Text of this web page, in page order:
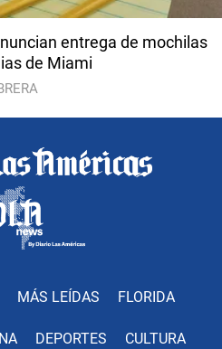
entrega de mochilas
de Miami
MÁS LEÍDAS FLORIDA
DEPORTES CULTURA